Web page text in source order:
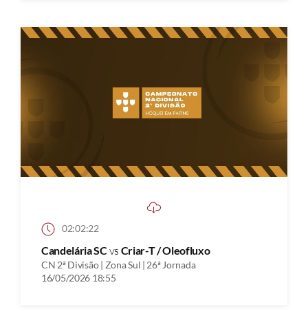
02:02:22
Candelária SCvs Criar-T / Oleofluxo
CN 2ª Divisão | Zona Sul | 26ª Jornada
16/05/2026 18:55